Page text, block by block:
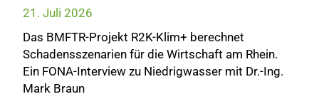
21. Juli 2026
Das BMFTR-Projekt R2K-Klim+ berechnet
Schadensszenarien für die Wirtschaft am Rhein.
Ein FONA-Interview zu Niedrigwasser mit Dr.-Ing.
Mark Braun